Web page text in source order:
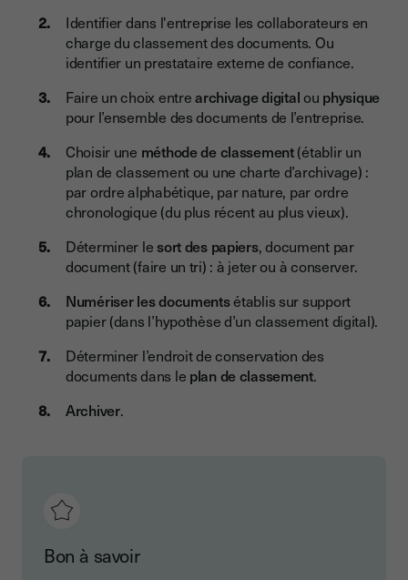
Identifier dans l'entreprise les collaborateurs en
charge du classement des documents. Ou
identifier un prestataire externe de confiance.
Faire un choix entrearchivage digitalou physique
pour l’ensemble des documents de l’entreprise.
Choisir une méthode de classement(établir un
plan de classement ou une charte d’archivage) :
par ordre alphabétique, par nature, par ordre
chronologique (du plus récent au plus vieux).
Déterminer lesort des papiers, document par
document (faire un tri) : à jeter ou à conserver.
Numériser les documentsétablis sur support
papier (dans l’hypothèse d’un classement digital).
Déterminer l’endroit de conservation des
documents dans le plan de classement.
Archiver.
Bon à savoir